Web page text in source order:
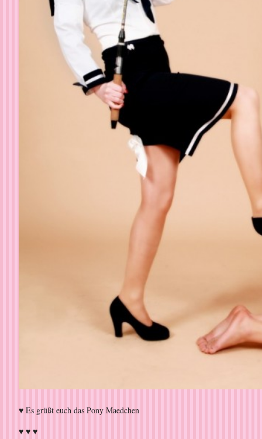
♥ Es grüßt euch das Pony Maedchen
♥ ♥ ♥